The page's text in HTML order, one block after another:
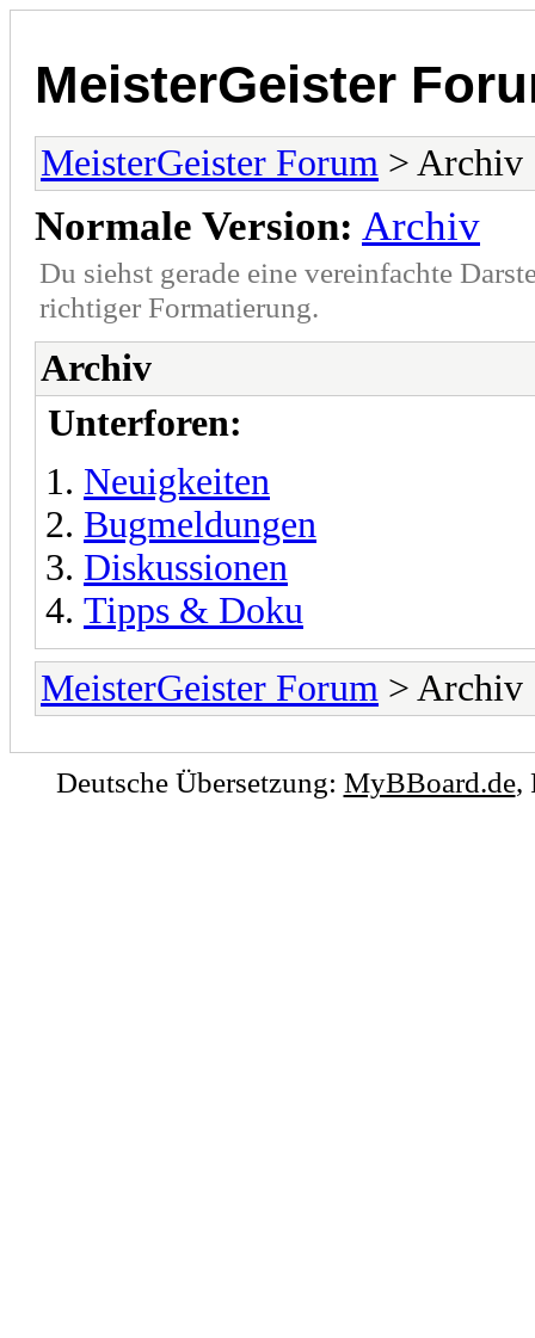
MeisterGeister
MeisterGeister Forum > Archiv
Normale Version: Archiv
Du siehst gerade eine vereinfachte
richtiger Formatierung.
Archiv
Unterforen:
Neuigkeiten
Bugmeldungen
Diskussionen
Tipps & Doku
MeisterGeister Forum > Archiv
Deutsche Übersetzung: MyBBoard.de,